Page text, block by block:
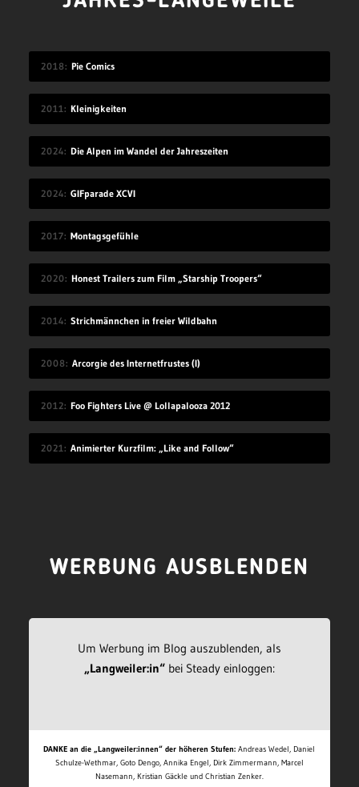
2018 Pie Comics
2011 Kleinigkeiten
2024 Die Alpen im Wandel der Jahreszeiten
2024 GIFparade XCVI
2017 Montagsgefühle
2020 Honest Trailers zum Film „Starship Troopers“
2014 Strichmännchen in freier Wildbahn
2008 Arcorgie des Internetfrustes (I)
2012 Foo Fighters Live @ Lollapalooza 2012
2021 Animierter Kurzfilm: „Like and Follow“
WERBUNG AUSBLENDEN
Um Werbung im Blog auszublenden, als
„Langweiler:in“bei Steady einloggen:
DANKE an die „Langweiler:innen“ der höheren Stufen: Andreas Wedel, Daniel
Schulze-Wethmar, Goto Dengo, Annika Engel, Dirk Zimmermann, Marcel
Nasemann, Kristian Gäckle und Christian Zenker.